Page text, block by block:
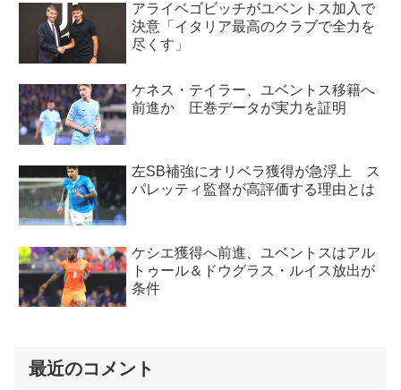
アライベゴビッチがユベントス加入で
決意「イタリア最高のクラブで全力を
尽くす」
ケネス・テイラー、ユベントス移籍へ
前進か 圧巻データが実力を証明
左SB補強にオリベラ獲得が急浮上 ス
パレッティ監督が高評価する理由とは
ケシエ獲得へ前進、ユベントスはアル
トゥール＆ドウグラス・ルイス放出が
条件
最近のコメント